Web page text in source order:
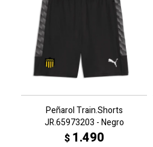
Peñarol Train.Shorts
JR.65973203 - Negro
$ 1.490